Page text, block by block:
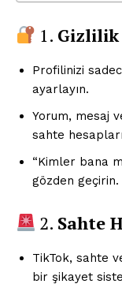
1. Gizlilik
Profilinizi
ayarlayın.
Yorum, mesaj
sahte
“Kimler bana
gözden geçirin.
2. Sahte
TikTok, sahte
bir şikayet